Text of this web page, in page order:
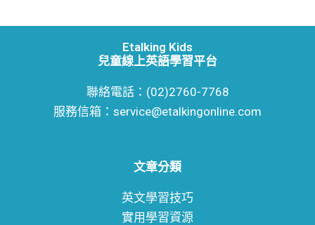
Etalking Kids
兒童線上英語學習平台
聯絡電話：(02)2760-7768
服務信箱：service@etalkingonline.com
文章分類
英文學習技巧
實用學習資源